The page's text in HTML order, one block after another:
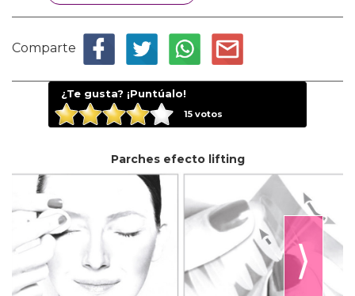
Comparte
¿Te gusta? ¡Puntúalo!
15votos
Parches efecto lifting
⟩